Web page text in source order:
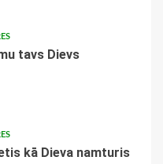
tavs Dievs
kā Dieva namturis